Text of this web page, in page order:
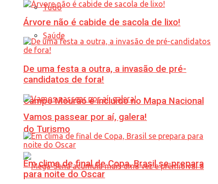
Tudo
Saúde
Campo Mourão é incluído no Mapa Nacional
do Turismo
Árvore não é cabide de sacola de lixo!
De uma festa a outra, a invasão de pré-
candidatos de fora!
Vamos passear por aí, galera!
Em clima de final de Copa, Brasil se prepara
para noite do Oscar